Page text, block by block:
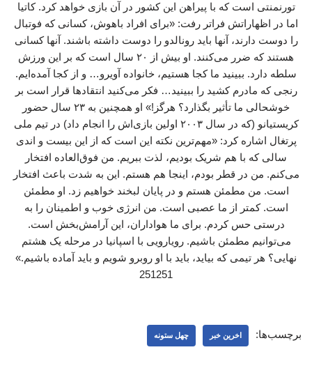
تورنمنتی است که با پیراهن این کشور در آن بازی خواهد کرد. کاتیا
اما در اظهاراتش فراتر رفت: «برای افراد باهوش، کسانی که فوتبال
را دوست دارند، آنها باید رونالدو را دوست داشته باشند. آنها کسانی
هستند که ضرر می‌کنند. او بیش از ۲۰ سال است که بر این ورزش
سلطه دارد. ببینید ما کجا هستیم، خانواده آویرو… و از کجا آمده‌ایم.
رنجی که مادرم کشید را ببینید… فکر می‌کنید انتقادها قرار است بر
خوشحالی ما تأثیر بگذارد؟ هرگز!» او همچنین به ۲۳ سال حضور
کریستیانو (که در سال ۲۰۰۳ اولین بازی‌اش را انجام داد) در تیم ملی
پرتغال اشاره کرد: «مهم‌ترین نکته این است که از این بیست و اندی
سالی که با هم شریک بودیم، لذت ببریم. من فوق‌العاده افتخار
می‌کنم. من در قطر بودم، اینجا هم هستم. این به شدت باعث افتخار
است. من مطمئن هستم و در پایان لبخند خواهیم زد. او مطمئن
است. کمتر از ما عصبی است. من انرژی خوب و اطمینان را به
درستی حس کردم. برای ما هواداران، این آرامش‌بخش است.
می‌توانیم مطمئن باشیم. رویارویی با اسپانیا در مرحله یک‌ هشتم
نهایی؟ هر تیمی که بیاید، باید با او روبرو شویم و باید آماده باشیم.»
251251
برچسب‌ها: اخرین خبر چهل ستونه